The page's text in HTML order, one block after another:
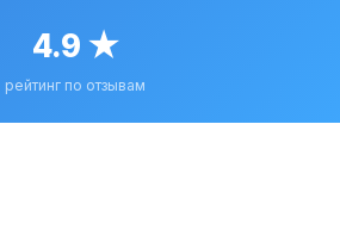
4.9 ★
рейтинг по отзывам